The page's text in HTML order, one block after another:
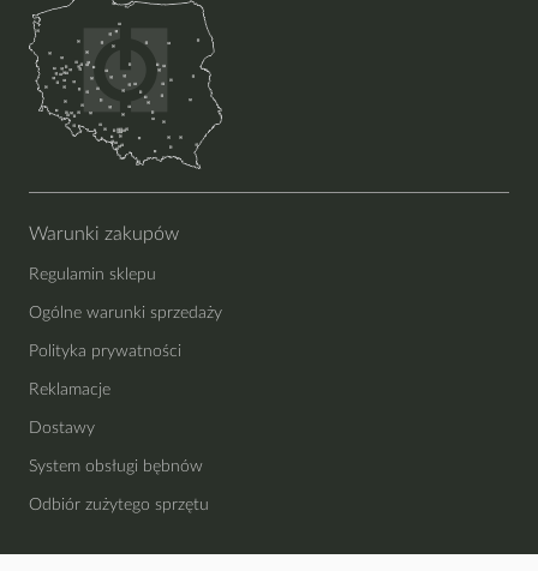
Warunki zakupów
Regulamin sklepu
Ogólne warunki sprzedaży
Polityka prywatności
Reklamacje
Dostawy
System obsługi bębnów
Odbiór zużytego sprzętu